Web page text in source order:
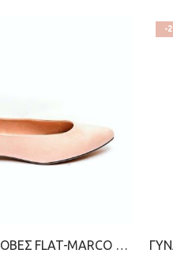
ΓΥΝΑΙΚΕΙΕΣ ΓΟΒΕΣ FLAT-MARCO TOZZI-2099-0065-ΡΟΖ
-